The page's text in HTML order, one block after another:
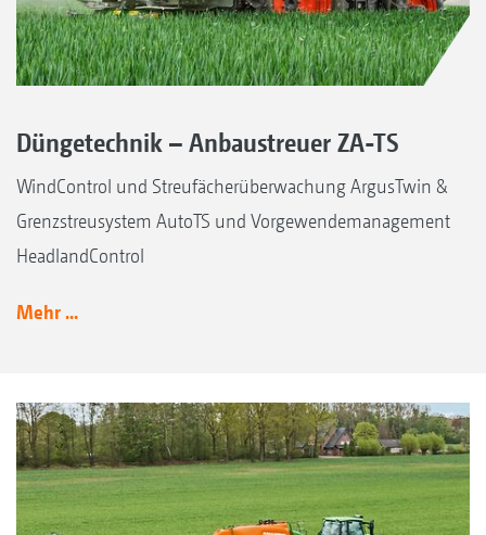
Düngetechnik – Anbaustreuer ZA-TS
WindControl und Streufächerüberwachung ArgusTwin &
Grenzstreusystem AutoTS und Vorgewendemanagement
HeadlandControl
Mehr ...